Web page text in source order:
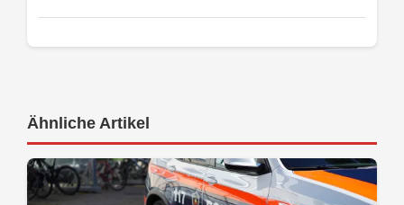
Ähnliche Artikel